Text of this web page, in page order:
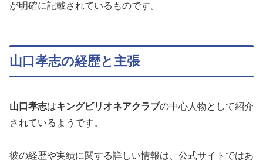
が明確に記載されているものです。
山口孝志の経歴と主張
山口孝志はキングビリオネアクラブの中心人物として紹介
されているようです。
彼の経歴や実績に関する詳しい情報は、公式サイトではあ